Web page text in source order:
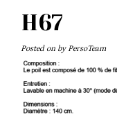
H67
Posted on by PersoTeam